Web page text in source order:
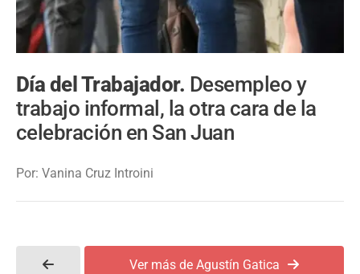
Día del Trabajador. Desempleo y
trabajo informal, la otra cara de la
celebración en San Juan
Por: Vanina Cruz Introini
Ver más de Agustín Gatica